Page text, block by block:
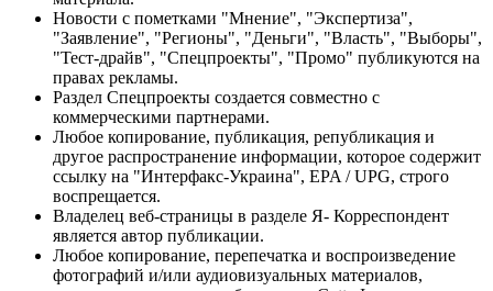
Новости с пометками "Мнение", "Экспертиза",
"Заявление", "Регионы", "Деньги", "Власть", "Выборы",
"Тест-драйв", "Спецпроекты", "Промо" публикуются на
правах рекламы.
Раздел Спецпроекты создается совместно с
коммерческими партнерами.
Любое копирование, публикация, републикация и
другое распространение информации, которое содержит
ссылку на "Интерфакс-Украина", EPA / UPG, строго
воспрещается.
Владелец веб-страницы в разделе Я- Корреспондент
является автор публикации.
Любое копирование, перепечатка и воспроизведение
фотографий и/или аудиовизуальных материалов,